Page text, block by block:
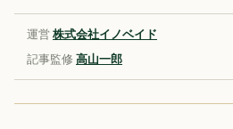
運営株式会社イノベイド
記事監修 高山一郎